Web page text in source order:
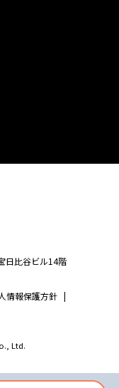
情報保護方針 |
日比谷ビル14階
Ltd.